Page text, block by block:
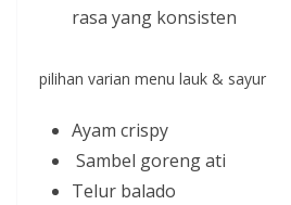
rasa yang konsisten
pilihan varian menu lauk & sayur
Ayam crispy
Sambel goreng ati
Telur balado